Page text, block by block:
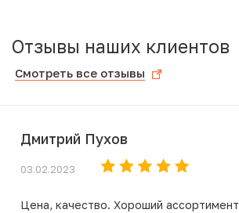
Отзывы наших клиентов
Смотреть все отзывы
Дмитрий Пухов
03.02.2023
Цена, качество. Хороший ассортимент